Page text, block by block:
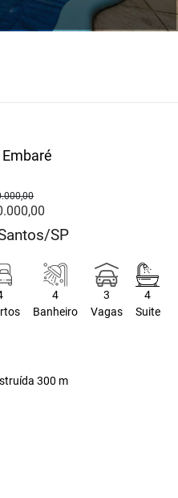
Embaré
SP
4
Banheiro
3
Vagas
4
Suite
300 m